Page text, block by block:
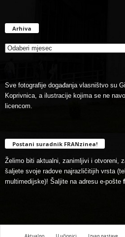
Arhiva
Sve fotografije događanja vlasništvo su
Koprivnica, a ilustracije kojima se ne
licencom.
Postani suradnik FRANzinea!
Želimo biti aktualni, zanimljivi i otvoreni,
šaljete svoje radove najrazličitijih vrsta
multimedijske)! Šaljite na adresu e-pošte
Aktualno U učionici Izvan nastave